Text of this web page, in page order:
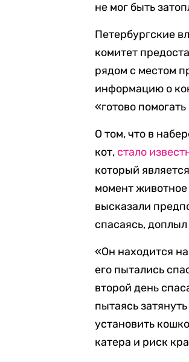
не мог быть
Петербургские
комитет
рядом с местом
информацию о
«готово
О том, что в
кот, стало
который
момент
высказали
спасаясь,
«Он находится
его пытались
второй день
пытаясь
установить
катера и риск